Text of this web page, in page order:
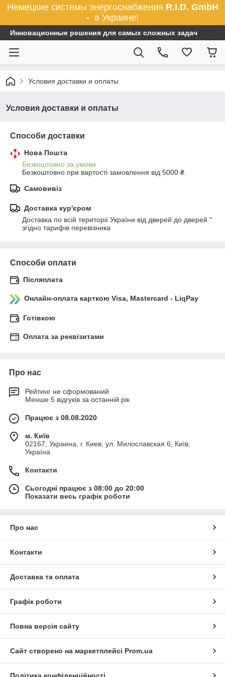
Немецкие системы энергоснабжения R.I.D. GmbH
- в Украине!
Инновационные решения для самых сложных задач
Условия доставки и оплаты
Условия доставки и оплаты
Способи доставки
Нова Пошта
Безкоштовно за умови
Безкоштовно при вартості замовлення від 5000 ₴.
Самовивіз
Доставка кур'єром
Доставка по всій території України від дверей до дверей "
згідно тарифів перевізника
Способи оплати
Післяплата
Онлайн-оплата карткою Visa, Mastercard - LiqPay
Готівкою
Оплата за реквізитами
Про нас
Рейтинг не сформований
Менше 5 відгуків за останній рік
Працює з 08.08.2020
м. Київ
02167, Украина, г. Киев, ул. Милославская 6, Київ,
Україна
Контакти
Сьогодні працює з 08:00 до 20:00
Показати весь графік роботи
Про нас
Контакти
Доставка та оплата
Графік роботи
Повна версія сайту
Сайт створено на маркетплейсі Prom.ua